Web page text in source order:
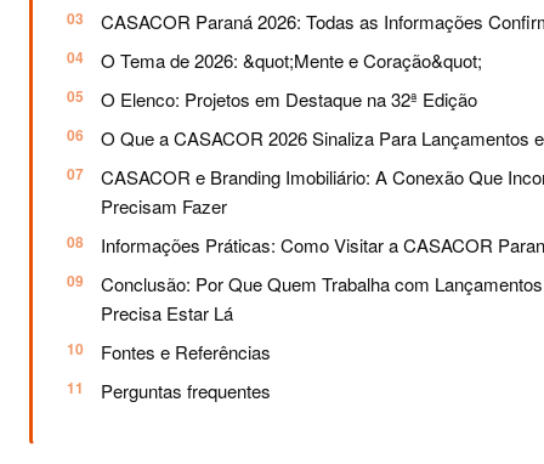
CASACOR Paraná 2026: Todas as Informações
O Tema de 2026: &quot;Mente e Coração&quot;
O Elenco: Projetos em Destaque na 32ª Edição
O Que a CASACOR 2026 Sinaliza Para Lançamentos
CASACOR e Branding Imobiliário: A Conexão Que
Precisam Fazer
Informações Práticas: Como Visitar a CASACOR
Conclusão: Por Que Quem Trabalha com
Precisa Estar Lá
Fontes e Referências
Perguntas frequentes